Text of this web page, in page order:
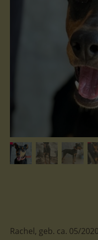
Rachel, geb. ca. 05/